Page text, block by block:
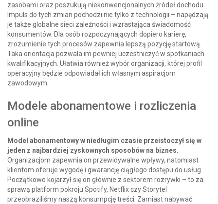
zasobami oraz poszukują niekonwencjonalnych źródeł dochodu.
Impuls do tych zmian pochodzi nie tylko z technologii – napędzają
je także globalne sieci zależności i wzrastająca świadomość
konsumentów. Dla osób rozpoczynających dopiero karierę,
zrozumienie tych procesów zapewnia lepszą pozycję startową.
Taka orientacja pozwala im pewniej uczestniczyć w spotkaniach
kwalifikacyjnych. Ułatwia również wybór organizacji, której profil
operacyjny będzie odpowiadał ich własnym aspiracjom
zawodowym.
Modele abonamentowe i rozliczenia
online
Model abonamentowy w niedługim czasie przeistoczył się w
jeden z najbardziej zyskownych sposobów na biznes.
Organizacjom zapewnia on przewidywalne wpływy, natomiast
klientom oferuje wygodę i gwarancję ciągłego dostępu do usług.
Początkowo kojarzył się on głównie z sektorem rozrywki – to za
sprawą platform pokroju Spotify, Netflix czy Storytel
przeobraziliśmy naszą konsumpcję treści. Zamiast nabywać